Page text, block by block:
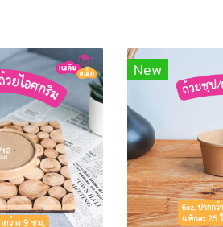
New